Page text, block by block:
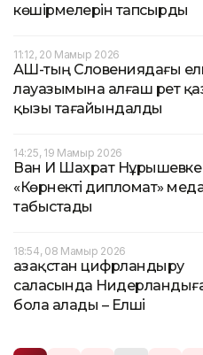
көшірмелерін тапсырды
11:12, 20 Мамыр 2026
АҚШ-тың Словениядағы
лауазымына алғаш рет
қызы тағайындалды
14:25, 19 Мамыр 2026
Ван И Шахрат Нұрышевке
«Көрнекті дипломат»
табыстады
18:54, 08 Мамыр 2026
Қазақстан цифрландыру
саласында Нидерландыға
бола алады – Елші